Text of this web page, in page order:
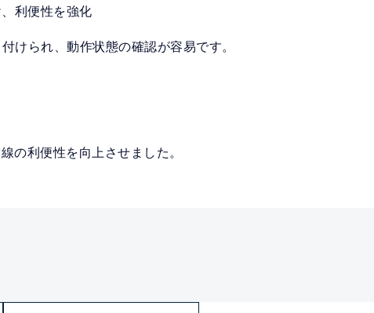
利便性を強化
けられ、動作状態の確認が容易です。
の利便性を向上させました。